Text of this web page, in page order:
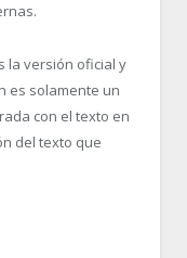
la versión oficial y
es solamente un
con el texto en
del texto que